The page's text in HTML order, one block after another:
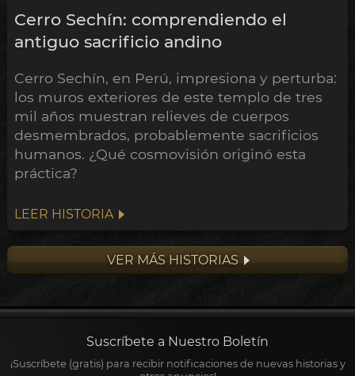
Cerro Sechín: comprendiendo el
antiguo sacrificio andino
Cerro Sechín, en Perú, impresiona y perturba:
los muros exteriores de este templo de tres
mil años muestran relieves de cuerpos
desmembrados, probablemente sacrificios
humanos. ¿Qué cosmovisión originó esta
práctica?
LEER HISTORIA
VER MÁS HISTORIAS
Suscríbete a Nuestro Boletín
¡Suscríbete (gratis) para recibir notificaciones de nuevas historias y